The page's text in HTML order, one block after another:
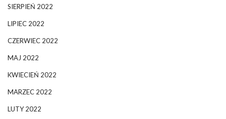
SIERPIEŃ 2022
LIPIEC 2022
CZERWIEC 2022
MAJ 2022
KWIECIEŃ 2022
MARZEC 2022
LUTY 2022